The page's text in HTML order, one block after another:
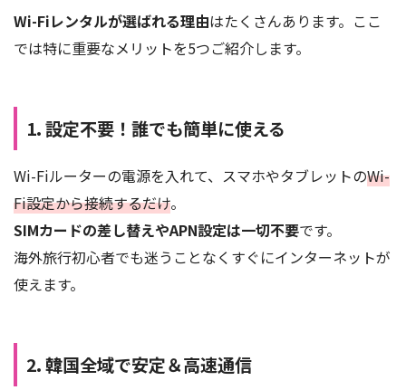
Wi-Fiレンタルが選ばれる理由はたくさんあります。ここ
では特に重要なメリットを5つご紹介します。
1. 設定不要！誰でも簡単に使える
Wi-Fiルーターの電源を入れて、スマホやタブレットのWi-
Fi設定から接続するだけ。
SIMカードの差し替えやAPN設定は一切不要です。
海外旅行初心者でも迷うことなくすぐにインターネットが
使えます。
2. 韓国全域で安定＆高速通信